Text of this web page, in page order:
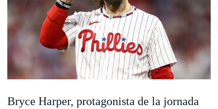
Bryce Harper, protagonista de la jornada